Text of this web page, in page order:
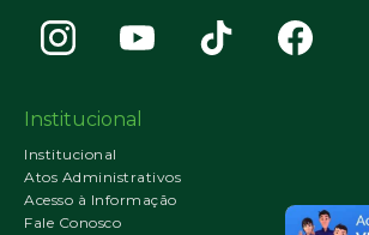
Institucional
Institucional
Atos Administrativos
Acesso à Informação
Fale Conosco